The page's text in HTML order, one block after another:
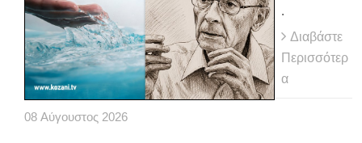
.
Διαβάστε
Περισσότερ
α
08 Αύγουστος 2026